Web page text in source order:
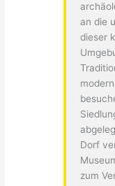
an die
dieser
Dorf
zum